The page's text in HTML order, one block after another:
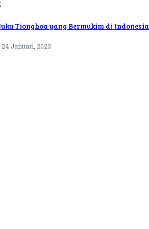
Tionghoa yang Bermukim di Indonesia
24 Januari, 2023